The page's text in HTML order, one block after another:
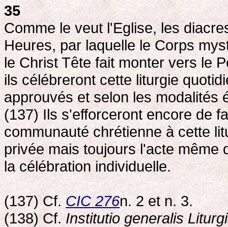
35
Comme le veut l'Eglise, les
Heures, par laquelle le Corps
le Christ Tête fait monter vers le
ils célébreront cette liturgie
approuvés et selon les modalités
(137) Ils s'efforceront encore de
communauté chrétienne à cette
privée mais toujours l'acte même
la célébration individuelle.
(137) Cf.CIC 276n. 2 et n. 3.
(138) Cf.Institutio generalis